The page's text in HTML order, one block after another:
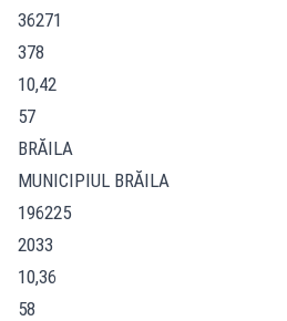
36271
378
10,42
57
BRĂILA
MUNICIPIUL BRĂILA
196225
2033
10,36
58